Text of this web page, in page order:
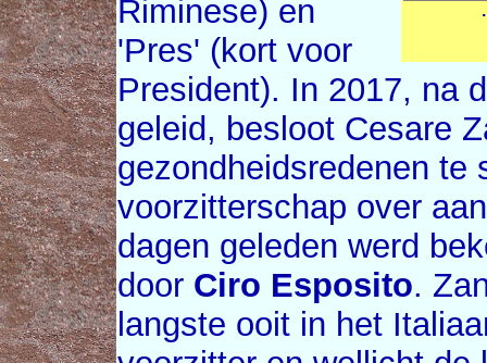
Riminese) en
'Pres' (kort voor
President). In 2017, na
geleid, besloot Cesare
gezondheidsredenen te
voorzitterschap over
dagen geleden werd
door Ciro Esposito.
langste ooit in het